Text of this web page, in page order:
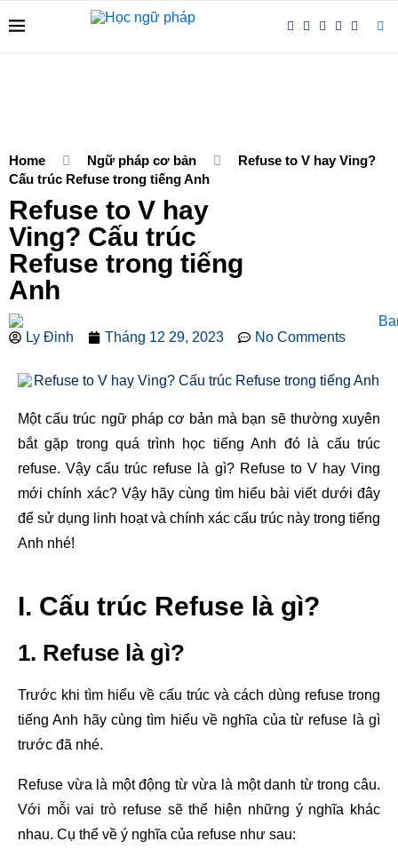
Home Ngữ pháp cơ bản
Refuse to V hay Ving?
Cấu trúc Refuse trong tiếng Anh
Refuse to V hay
Ving? Cấu trúc
Refuse trong tiếng
Anh
Ly Đinh Tháng 12 29, 2023 No Comments
Một cấu trúc ngữ pháp cơ bản mà bạn sẽ thường xuyên
bắt gặp trong quá trình học tiếng Anh đó là cấu trúc
refuse. Vậy cấu trúc refuse là gì? Refuse to V hay Ving
mới chính xác? Vậy hãy cùng tìm hiểu bài viết dưới đây
để sử dụng linh hoạt và chính xác cấu trúc này trong tiếng
Anh nhé!
I. Cấu trúc Refuse là gì?
1. Refuse là gì?
Trước khi tìm hiểu về cấu trúc và cách dùng refuse trong
tiếng Anh hãy cùng tìm hiểu về nghĩa của từ refuse là gì
trước đã nhé.
Refuse vừa là một động từ vừa là một danh từ trong câu.
Với mỗi vai trò refuse sẽ thể hiện những ý nghĩa khác
nhau. Cụ thể về ý nghĩa của refuse như sau: